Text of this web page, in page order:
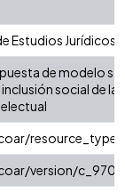
Estudios Jurídicos
de modelo
social de
resource_type/
version/